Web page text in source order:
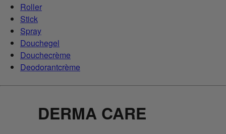
Roller
Stick
Spray
Douchegel
Douchecrème
Deodorantcrème
DERMA CARE